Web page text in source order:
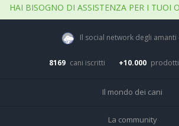
HAI BISOGNO DI ASSISTENZA PER I TUOI
Il social network degli amanti
8169 cani iscritti +10.000
Il mondo dei cani
Tutte le razze
La community